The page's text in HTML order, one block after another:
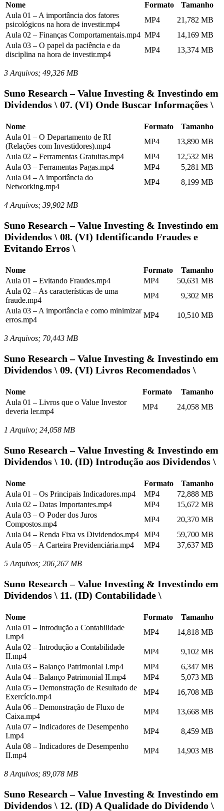
Nome Formato
Tamanho
Aula 01 – A importância dos fatores
psicológicos na hora de investir.mp4
MP4
21,782 MB
Aula 02 – Finanças Comportamentais.mp4 MP4
14,169 MB
Aula 03 – O papel da paciência e da
disciplina na hora de investir.mp4
MP4 13,374 MB
3 Arquivos; 49,326 MB
Suno Research – Value Investing & Investindo em
Dividendos \ 07. (VI) Onde Buscar Informações \
Nome Formato
Tamanho
Aula 01 – O Departamento de RI
(Relações com Investidores).mp4
MP4
13,890 MB
Aula 02 – Ferramentas Gratuitas.mp4
MP4
12,532 MB
Aula 03 – Ferramentas Pagas.mp4
MP4
5,281 MB
Aula 04 – A importância do
Networking.mp4
MP4 8,199 MB
4 Arquivos; 39,902 MB
Suno Research – Value Investing & Investindo em
Dividendos \ 08. (VI) Identificando Fraudes e
Evitando Erros \
Nome Formato
Tamanho
Aula 01 – Evitando Fraudes.mp4
MP4
50,631 MB
Aula 02 – As características de uma
fraude.mp4
MP4
9,302 MB
Aula 03 – A importância e como minimizar
erros.mp4
MP4 10,510 MB
3 Arquivos; 70,443 MB
Suno Research – Value Investing & Investindo em
Dividendos \ 09. (VI) Livros Recomendados \
Nome Formato
Tamanho
Aula 01 – Livros que o Value Investor
deveria ler.mp4
MP4 24,058 MB
1 Arquivo; 24,058 MB
Suno Research – Value Investing & Investindo em
Dividendos \ 10. (ID) Introdução aos Dividendos \
Nome Formato
Tamanho
Aula 01 – Os Principais Indicadores.mp4
MP4
72,888 MB
Aula 02 – Datas Importantes.mp4
MP4
15,672 MB
Aula 03 – O Poder dos Juros
Compostos.mp4
MP4
20,370 MB
Aula 04 – Renda Fixa vs Dividendos.mp4 MP4
59,700 MB
Aula 05 – A Carteira Previdenciária.mp4
MP4 37,637 MB
5 Arquivos; 206,267 MB
Suno Research – Value Investing & Investindo em
Dividendos \ 11. (ID) Contabilidade \
Nome Formato
Tamanho
Aula 01 – Introdução a Contabilidade
I.mp4
MP4
14,818 MB
Aula 02 – Introdução a Contabilidade
II.mp4
MP4
9,102 MB
Aula 03 – Balanço Patrimonial I.mp4
MP4
6,347 MB
Aula 04 – Balanço Patrimonial II.mp4
MP4
5,073 MB
Aula 05 – Demonstração de Resultado de
Exercício.mp4
MP4
16,708 MB
Aula 06 – Demonstração de Fluxo de
Caixa.mp4
MP4
13,668 MB
Aula 07 – Indicadores de Desempenho
I.mp4
MP4
8,459 MB
Aula 08 – Indicadores de Desempenho
II.mp4
MP4 14,903 MB
8 Arquivos; 89,078 MB
Suno Research – Value Investing & Investindo em
Dividendos \ 12. (ID) A Qualidade do Dividendo \